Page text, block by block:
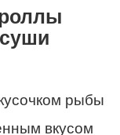
рыбы
вкусом